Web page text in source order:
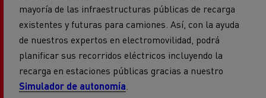
mayoría de las infraestructuras públicas de recarga
existentes y futuras para camiones. Así, con la ayuda
de nuestros expertos en electromovilidad, podrá
planificar sus recorridos eléctricos incluyendo la
recarga en estaciones públicas gracias a nuestro
Simulador de autonomía